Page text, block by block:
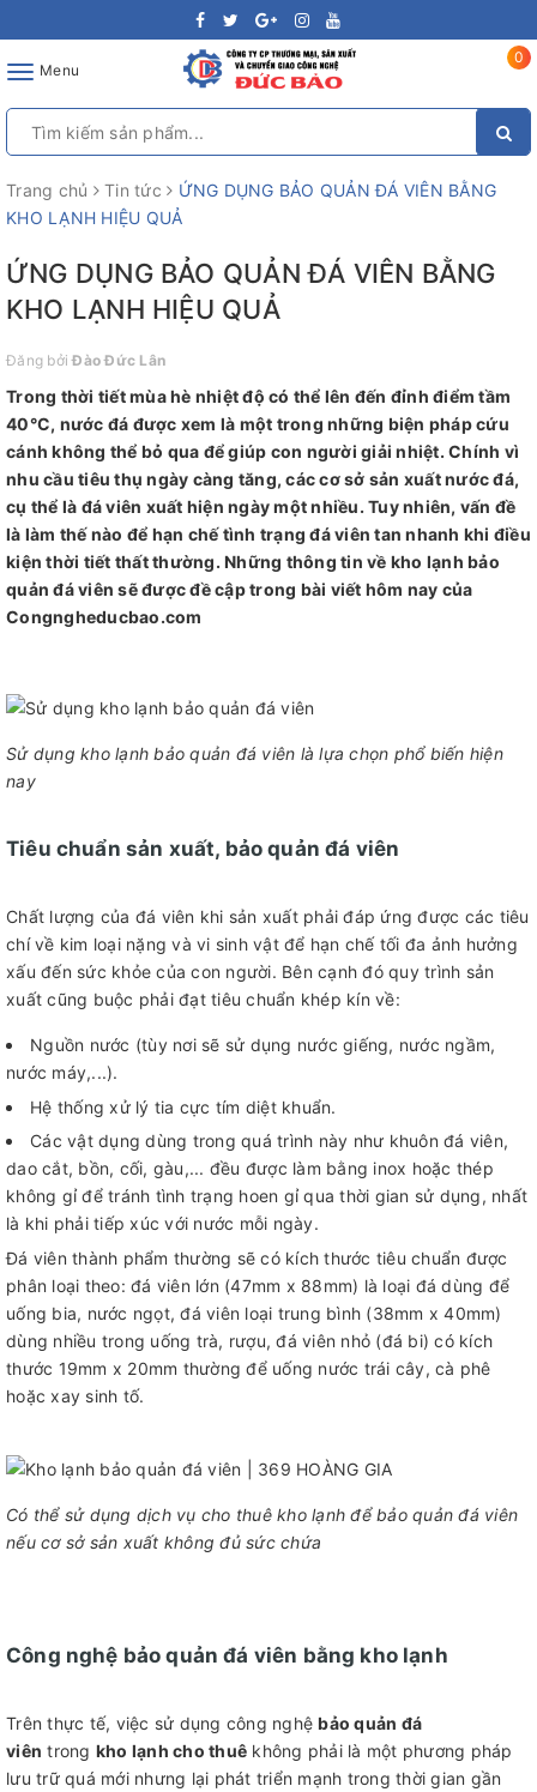
ToggleMenu
0
Trang chủ Tin tức
ỨNG DỤNG BẢO QUẢN ĐÁ VIÊN BẰNG
KHO LẠNH HIỆU QUẢ
ỨNG DỤNG BẢO QUẢN ĐÁ VIÊN BẰNG
KHO LẠNH HIỆU QUẢ
Đăng bởiĐào Đức Lân
Trong thời tiết mùa hè nhiệt độ có thể lên đến đỉnh điểm tầm
40°C, nước đá được xem là một trong những biện pháp cứu
cánh không thể bỏ qua để giúp con người giải nhiệt. Chính vì
nhu cầu tiêu thụ ngày càng tăng, các cơ sở sản xuất nước đá,
cụ thể là đá viên xuất hiện ngày một nhiều. Tuy nhiên, vấn đề
là làm thế nào để hạn chế tình trạng đá viên tan nhanh khi điều
kiện thời tiết thất thường. Những thông tin về kho lạnh bảo
quản đá viên sẽ được đề cập trong bài viết hôm nay của
Congngheducbao.com
Sử dụng kho lạnh bảo quản đá viên là lựa chọn phổ biến hiện
nay
Tiêu chuẩn sản xuất, bảo quản đá viên
Chất lượng của đá viên khi sản xuất phải đáp ứng được các tiêu
chí về kim loại nặng và vi sinh vật để hạn chế tối đa ảnh hưởng
xấu đến sức khỏe của con người. Bên cạnh đó quy trình sản
xuất cũng buộc phải đạt tiêu chuẩn khép kín về:
Nguồn nước (tùy nơi sẽ sử dụng nước giếng, nước ngầm,
nước máy,...).
Hệ thống xử lý tia cực tím diệt khuẩn.
Các vật dụng dùng trong quá trình này như khuôn đá viên,
dao cắt, bồn, cối, gàu,... đều được làm bằng inox hoặc thép
không gỉ để tránh tình trạng hoen gỉ qua thời gian sử dụng, nhất
là khi phải tiếp xúc với nước mỗi ngày.
Đá viên thành phẩm thường sẽ có kích thước tiêu chuẩn được
phân loại theo: đá viên lớn (47mm x 88mm) là loại đá dùng để
uống bia, nước ngọt, đá viên loại trung bình (38mm x 40mm)
dùng nhiều trong uống trà, rượu, đá viên nhỏ (đá bi) có kích
thước 19mm x 20mm thường để uống nước trái cây, cà phê
hoặc xay sinh tố.
Có thể sử dụng dịch vụ cho thuê kho lạnh để bảo quản đá viên
nếu cơ sở sản xuất không đủ sức chứa
Công nghệ bảo quản đá viên bằng kho lạnh
Trên thực tế, việc sử dụng công nghệbảo quản đá
viên trong kho lạnh cho thuê không phải là một phương pháp
lưu trữ quá mới nhưng lại phát triển mạnh trong thời gian gần